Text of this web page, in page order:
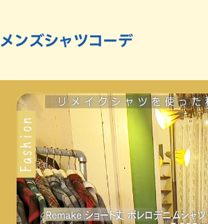
メンズシャツコーデ